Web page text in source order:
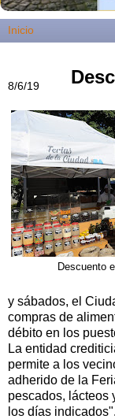
8/6/19
Descuento
y sábados, el
compras de
débito en los
La entidad
permite a los
adherido de la
pescados, lácteos
los días indicados".